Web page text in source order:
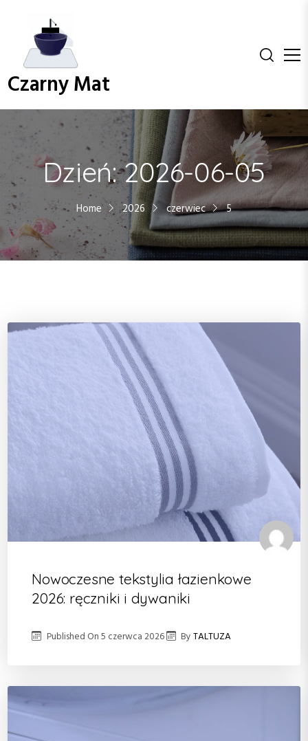
c
e
Czarny Mat
Dzień:2026-06-05
Home 2026 czerwiec 5
Nowoczesne tekstylia łazienkowe
2026: ręczniki i dywaniki
Published On5 czerwca 2026 ByTALTUZA